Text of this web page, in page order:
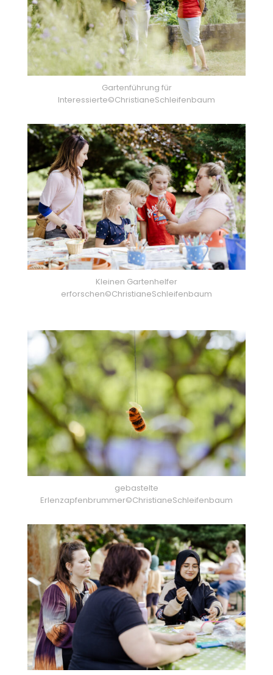
Gartenführung für
Interessierte©ChristianeSchleifenbaum
Kleinen Gartenhelfer
erforschen©ChristianeSchleifenbaum
gebastelte
Erlenzapfenbrummer©ChristianeSchleifenbaum